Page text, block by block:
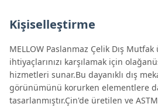
Kişiselleştirme
MELLOW Paslanmaz Çelik Dış
ihtiyaçlarınızı karşılamak için
hizmetleri sunar.Bu dayanıklı dış
görünümünü korurken elementlere
tasarlanmıştır.Çin'de üretilen ve